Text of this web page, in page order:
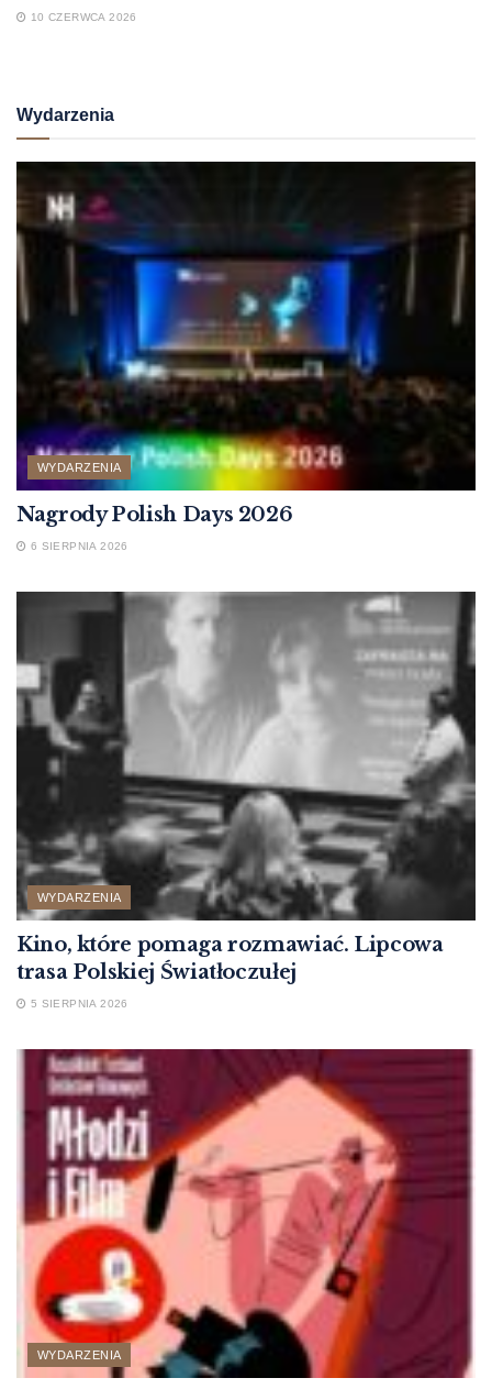
10 CZERWCA 2026
Wydarzenia
WYDARZENIA
Nagrody Polish Days 2026
6 SIERPNIA 2026
WYDARZENIA
Kino, które pomaga rozmawiać. Lipcowa
trasa Polskiej Światłoczułej
5 SIERPNIA 2026
WYDARZENIA